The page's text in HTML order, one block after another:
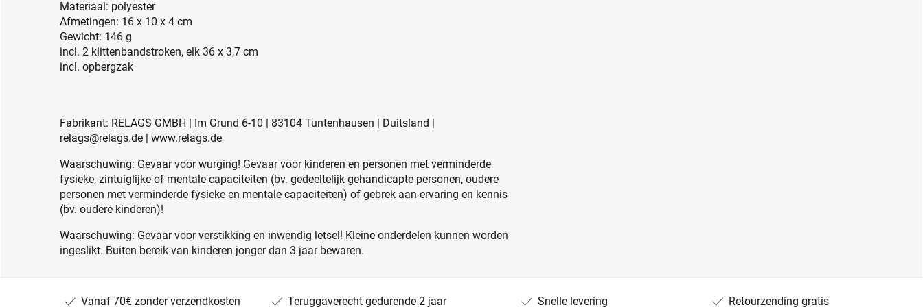
Materiaal: polyester
Afmetingen: 16 x 10 x 4 cm
Gewicht: 146 g
incl. 2 klittenbandstroken, elk 36 x 3,7 cm
incl. opbergzak
Fabrikant: RELAGS GMBH | Im Grund 6-10 | 83104 Tuntenhausen | Duitsland |
relags@relags.de | www.relags.de
Waarschuwing: Gevaar voor wurging! Gevaar voor kinderen en personen met verminderde
fysieke, zintuiglijke of mentale capaciteiten (bv. gedeeltelijk gehandicapte personen, oudere
personen met verminderde fysieke en mentale capaciteiten) of gebrek aan ervaring en kennis
(bv. oudere kinderen)!
Waarschuwing: Gevaar voor verstikking en inwendig letsel! Kleine onderdelen kunnen worden
ingeslikt. Buiten bereik van kinderen jonger dan 3 jaar bewaren.
Vanaf 70€ zonder verzendkosten Teruggaverecht gedurende 2 jaar Snelle levering Retourzending gratis